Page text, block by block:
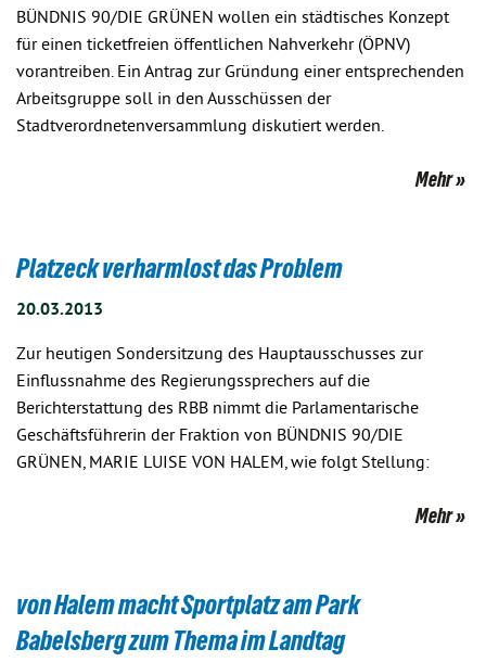
BÜNDNIS 90/DIE GRÜNEN wollen ein städtisches Konzept
für einen ticketfreien öffentlichen Nahverkehr (ÖPNV)
vorantreiben. Ein Antrag zur Gründung einer entsprechenden
Arbeitsgruppe soll in den Ausschüssen der
Stadtverordnetenversammlung diskutiert werden.
Mehr
Platzeck verharmlost das Problem
20.03.2013
Zur heutigen Sondersitzung des Hauptausschusses zur
Einflussnahme des Regierungssprechers auf die
Berichterstattung des RBB nimmt die Parlamentarische
Geschäftsführerin der Fraktion von BÜNDNIS 90/DIE
GRÜNEN, MARIE LUISE VON HALEM, wie folgt Stellung:
Mehr
von Halem macht Sportplatz am Park
Babelsberg zum Thema im Landtag